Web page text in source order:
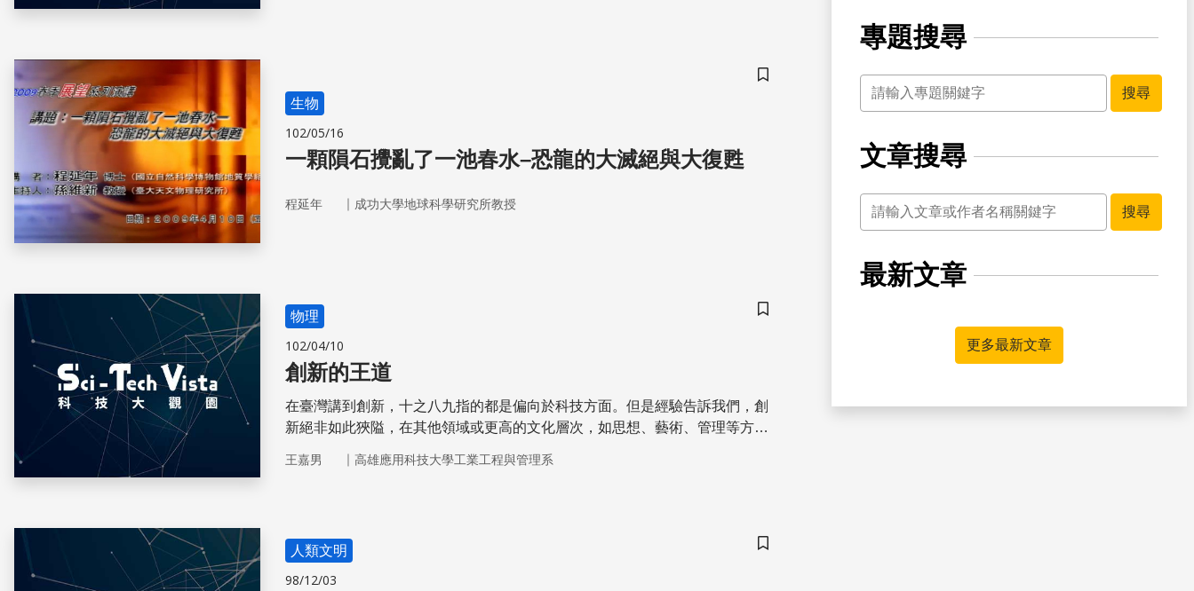
儲存書籤
生物
102/05/16
一顆隕石攪亂了一池春水–恐龍的大滅絕與大復甦
程延年 ｜ 成功大學地球科學研究所教授
儲存書籤
物理
102/04/10
創新的王道
在臺灣講到創新，十之八九指的都是偏向於科技方面。但是經驗告訴我們，創
新絕非如此狹隘，在其他領域或更高的文化層次，如思想、藝術、管理等方
王嘉男 ｜ 高雄應用科技大學工業工程與管理系
儲存書籤
人類文明
98/12/03
專題搜尋
關鍵字
搜尋
文章搜尋
關鍵字
搜尋
最新文章
更多最新文章